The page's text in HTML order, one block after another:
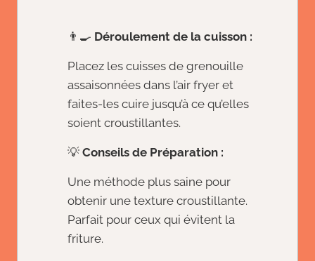
👨‍🍳 Déroulement de la cuisson :
Placez les cuisses de grenouille
assaisonnées dans l’air fryer et
faites-les cuire jusqu’à ce qu’elles
soient croustillantes.
💡 Conseils de Préparation :
Une méthode plus saine pour
obtenir une texture croustillante.
Parfait pour ceux qui évitent la
friture.